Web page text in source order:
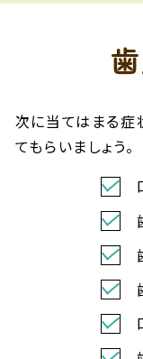
次に当てはまる症
てもらいましょう。